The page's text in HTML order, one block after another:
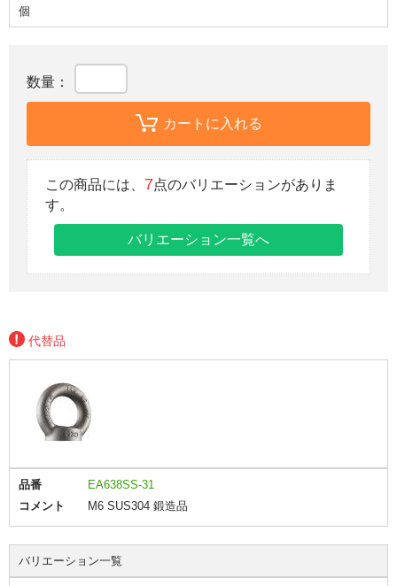
個
数量：
カートに入れる
この商品には、 7点のバリエーションがありま
す。
バリエーション一覧へ
代替品
品番
EA638SS-31
コメント
M6 SUS304 鍛造品
バリエーション一覧